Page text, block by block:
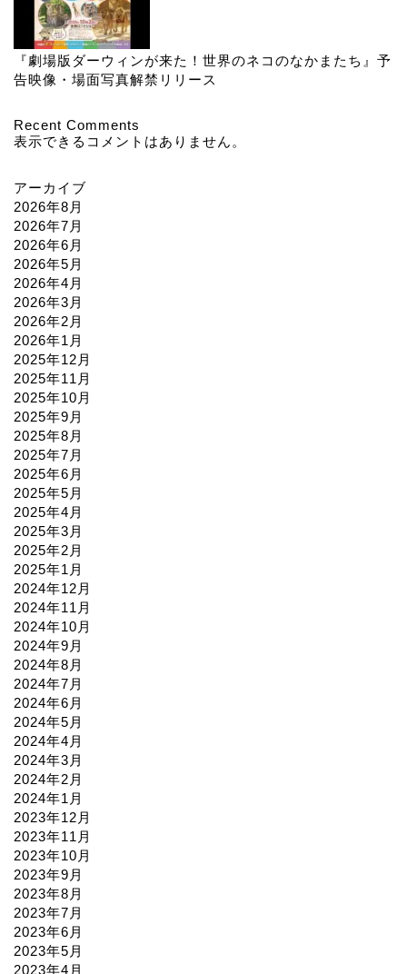
『劇場版ダーウィンが来た！世界のネコのなかまたち』予
告映像・場面写真解禁リリース
Recent Comments
表示できるコメントはありません。
アーカイブ
2026年8月
2026年7月
2026年6月
2026年5月
2026年4月
2026年3月
2026年2月
2026年1月
2025年12月
2025年11月
2025年10月
2025年9月
2025年8月
2025年7月
2025年6月
2025年5月
2025年4月
2025年3月
2025年2月
2025年1月
2024年12月
2024年11月
2024年10月
2024年9月
2024年8月
2024年7月
2024年6月
2024年5月
2024年4月
2024年3月
2024年2月
2024年1月
2023年12月
2023年11月
2023年10月
2023年9月
2023年8月
2023年7月
2023年6月
2023年5月
2023年4月